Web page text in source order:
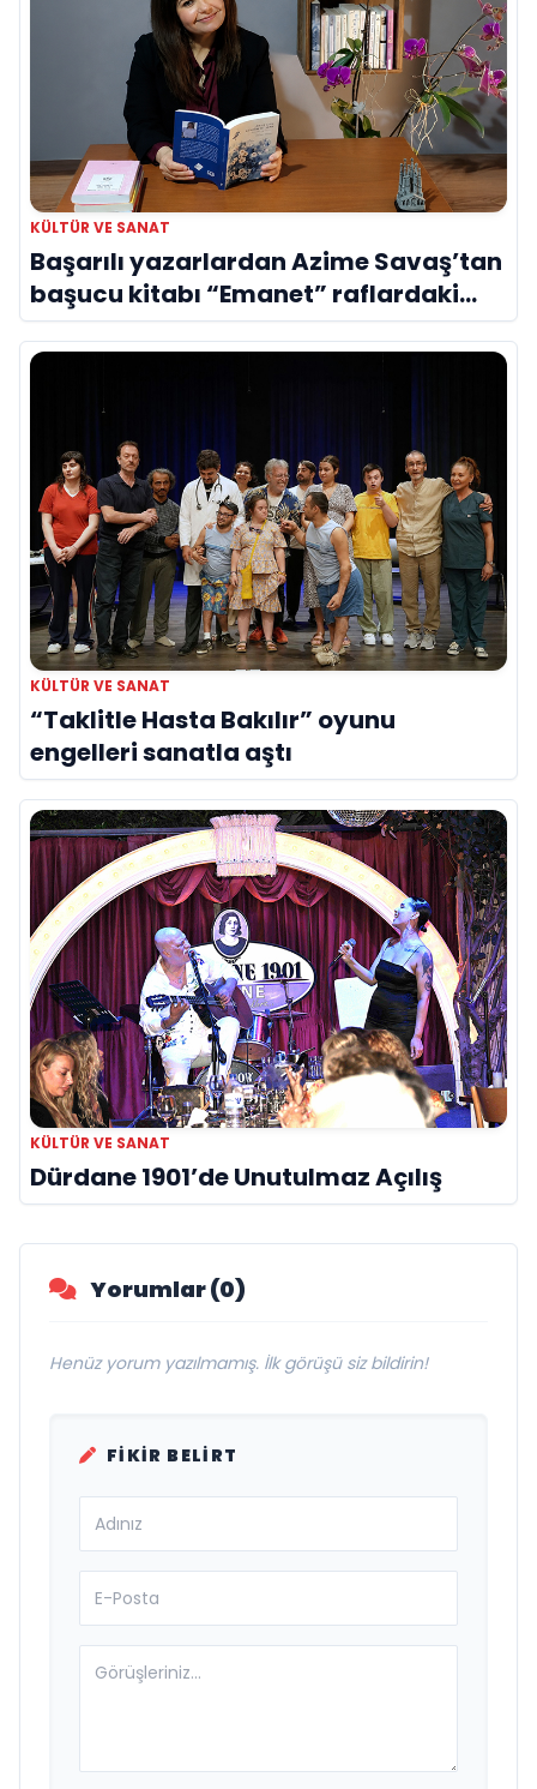
KÜLTÜR VE SANAT
Başarılı yazarlardan Azime Savaş’tan
başucu kitabı “Emanet” raflardaki
yerini aldı
KÜLTÜR VE SANAT
“Taklitle Hasta Bakılır” oyunu
engelleri sanatla aştı
KÜLTÜR VE SANAT
Dürdane 1901’de Unutulmaz Açılış
Yorumlar (0)
Henüz yorum yazılmamış. İlk görüşü siz bildirin!
FIKIR BELIRT